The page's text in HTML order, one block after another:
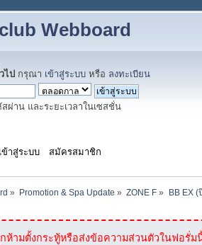
Webboard
ไป กรุณา เข้าสู่ระบบ หรือ ลงทะเบียน
ผ่าน และระยะเวลาในเซสชั่น
เข้าสู่ระบบ สมัครสมาชิก
» Promotion & Spa Update » ZONE F » BB EX
ามตั้งกระทู้หรือส่งข้อความส่วนตัวในฟอรั่ม